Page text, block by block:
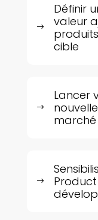
$
Définir
valeur
cible
$
Lancer
marché
$